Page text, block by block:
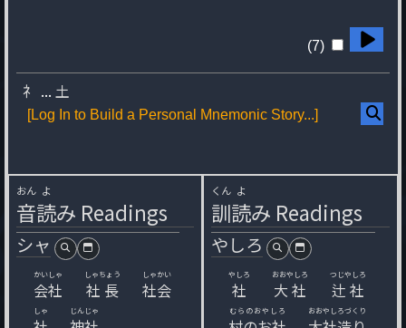
礻 ... 土
(7)
[Log In to Build a Personal Mnemonic Story...]
音
おん
読
よ
み Readings
シャ
会社
かいしゃ
社長
しゃちょう
社会
しゃかい
しゃ じんじゃ
訓
くん
読
よ
み Readings
やしろ
社
やしろ
大社
おおやしろ
辻社
つじやしろ
むらのおやしろ おおやしろづくり